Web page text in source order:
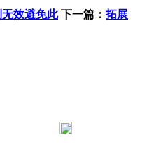
效避免此 下一篇： 拓展